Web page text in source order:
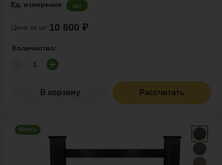
Ед. измерения шт
Цена за шт:10 600 ₽
Количество:
В корзину Рассчитать
Много